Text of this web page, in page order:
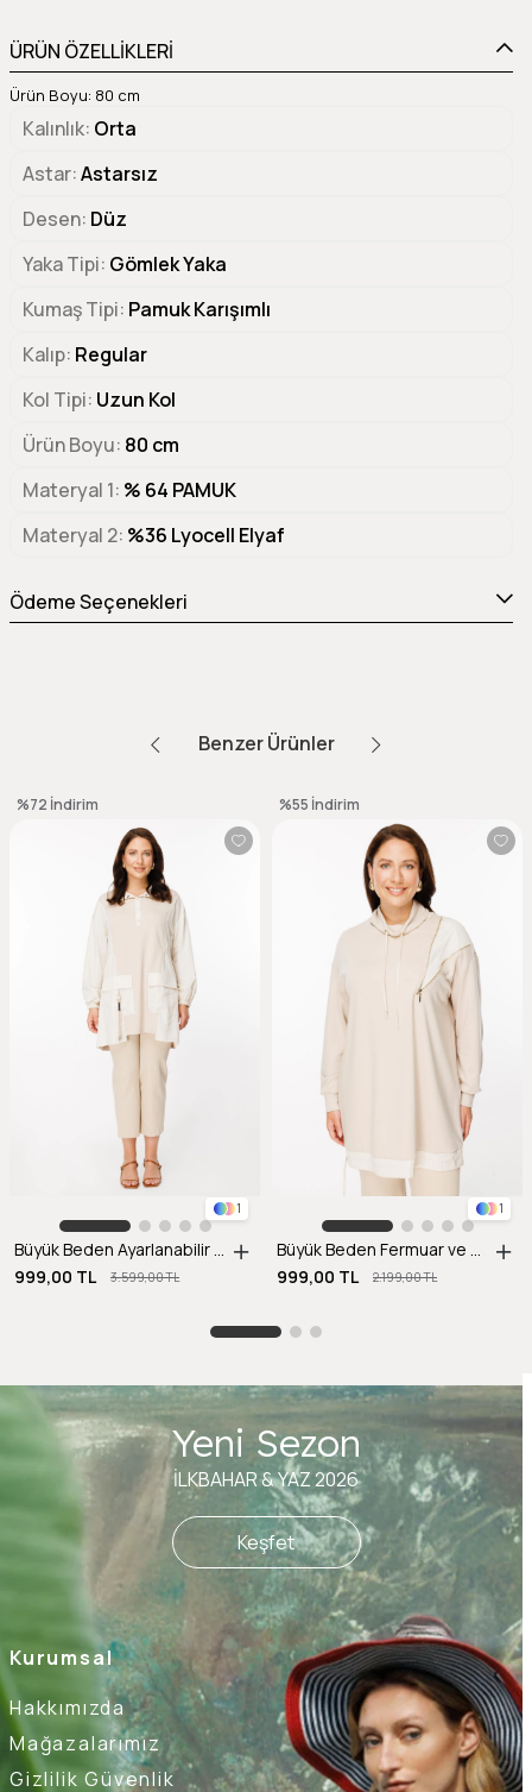
ÜRÜN ÖZELLİKLERİ
Ürün Boyu: 80 cm
Kalınlık Orta
Astar Astarsız
Desen Düz
Yaka Tipi Gömlek Yaka
Kumaş Tipi Pamuk Karışımlı
Kalıp Regular
Kol Tipi Uzun Kol
Ürün Boyu 80 cm
Materyal 1 % 64 PAMUK
Materyal 2 %36 Lyocell Elyaf
Ödeme Seçenekleri
Benzer Ürünler
1
Büyük Beden Ayarlanabilir İp Detaylı Spor Tunik-BEJ
999,00 TL
3.599,00 TL
%72 İndirim
1
Büyük Beden Fermuar ve Ayarlanabilir İp Detaylı Tunik-BEJ
999,00 TL
2.199,00 TL
%55 İndirim
Kurumsal
Hakkımızda
Mağazalarımız
Gizlilik Güvenlik
Yeni Sezon
İLKBAHAR & YAZ 2026
Keşfet